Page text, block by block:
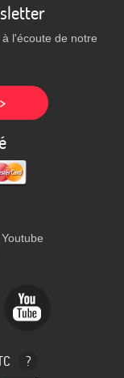
l'écoute de notre
?